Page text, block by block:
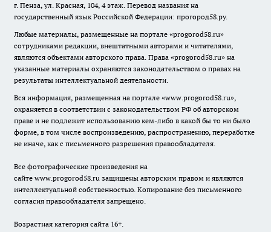
г. Пенза, ул. Красная, 104, 4 этаж. Перевод названия на
государственный язык Российской Федерации: прогород58.ру.
Любые материалы, размещенные на портале «progorod58.ru»
сотрудниками редакции, внештатными авторами и читателями,
являются объектами авторского права. Права «progorod58.ru» на
указанные материалы охраняются законодательством о правах на
результаты интеллектуальной деятельности.
Вся информация, размещенная на портале «www.progorod58.ru»,
охраняется в соответствии с законодательством РФ об авторском
праве и не подлежит использованию кем-либо в какой бы то ни было
форме, в том числе воспроизведению, распространению, переработке
не иначе, как с письменного разрешения правообладателя.
Все фотографические произведения на
сайте www.progorod58.ru защищены авторским правом и являются
интеллектуальной собственностью. Копирование без письменного
согласия правообладателя запрещено.
Возрастная категория сайта 16+.